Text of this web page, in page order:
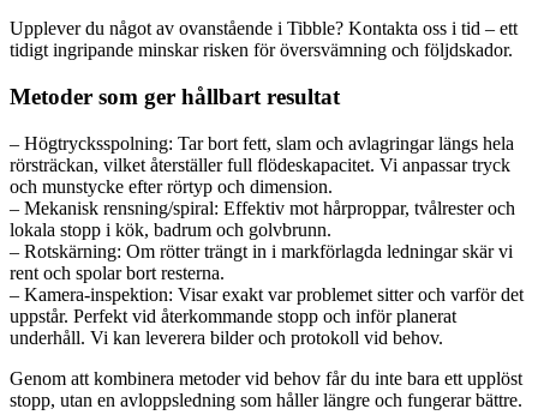
Upplever du något av ovanstående i Tibble? Kontakta oss i tid – ett
tidigt ingripande minskar risken för översvämning och följdskador.
Metoder som ger hållbart resultat
– Högtrycksspolning: Tar bort fett, slam och avlagringar längs hela
rörsträckan, vilket återställer full flödeskapacitet. Vi anpassar tryck
och munstycke efter rörtyp och dimension.
– Mekanisk rensning/spiral: Effektiv mot hårproppar, tvålrester och
lokala stopp i kök, badrum och golvbrunn.
– Rotskärning: Om rötter trängt in i markförlagda ledningar skär vi
rent och spolar bort resterna.
– Kamera-inspektion: Visar exakt var problemet sitter och varför det
uppstår. Perfekt vid återkommande stopp och inför planerat
underhåll. Vi kan leverera bilder och protokoll vid behov.
Genom att kombinera metoder vid behov får du inte bara ett upplöst
stopp, utan en avloppsledning som håller längre och fungerar bättre.